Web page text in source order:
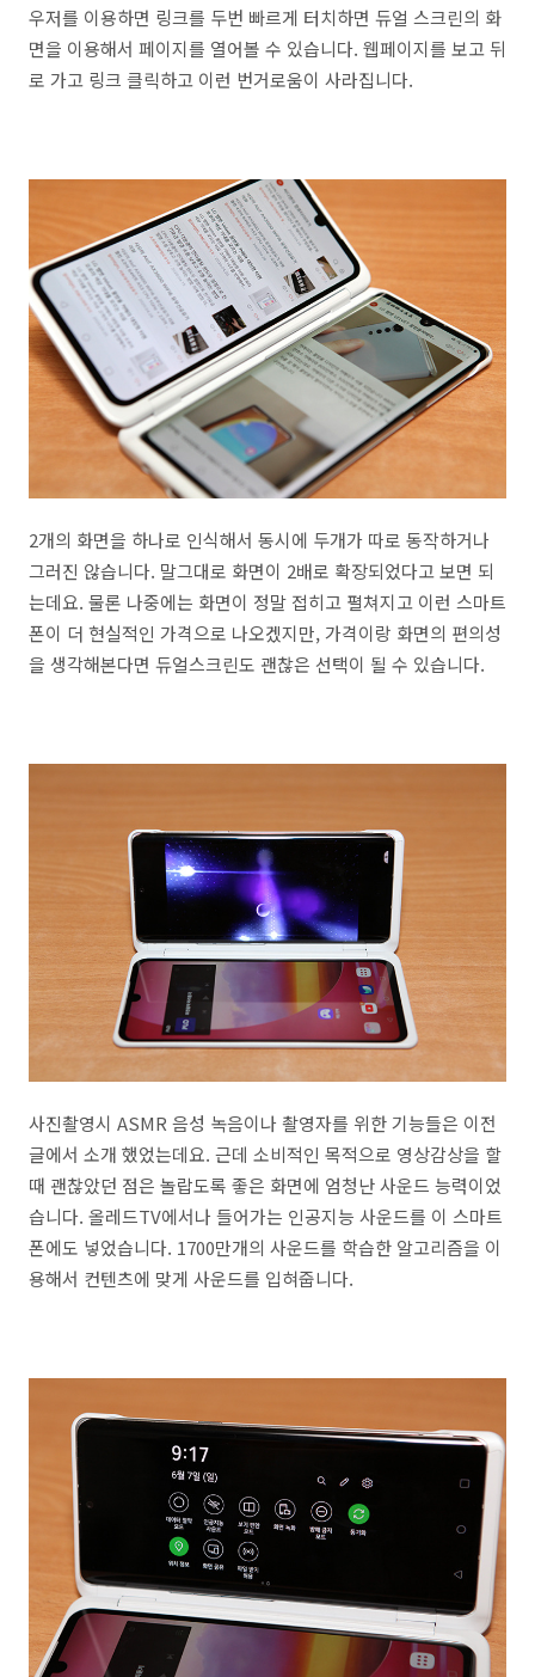
우저를 이용하면 링크를 두번 빠르게 터치하면 듀얼 스크린의 화
면을 이용해서 페이지를 열어볼 수 있습니다. 웹페이지를 보고 뒤
로 가고 링크 클릭하고 이런 번거로움이 사라집니다.
2개의 화면을 하나로 인식해서 동시에 두개가 따로 동작하거나
그러진 않습니다. 말그대로 화면이 2배로 확장되었다고 보면 되
는데요. 물론 나중에는 화면이 정말 접히고 펼쳐지고 이런 스마트
폰이 더 현실적인 가격으로 나오겠지만, 가격이랑 화면의 편의성
을 생각해본다면 듀얼스크린도 괜찮은 선택이 될 수 있습니다.
사진촬영시 ASMR 음성 녹음이나 촬영자를 위한 기능들은 이전
글에서 소개 했었는데요. 근데 소비적인 목적으로 영상감상을 할
때 괜찮았던 점은 놀랍도록 좋은 화면에 엄청난 사운드 능력이었
습니다. 올레드TV에서나 들어가는 인공지능 사운드를 이 스마트
폰에도 넣었습니다. 1700만개의 사운드를 학습한 알고리즘을 이
용해서 컨텐츠에 맞게 사운드를 입혀줍니다.